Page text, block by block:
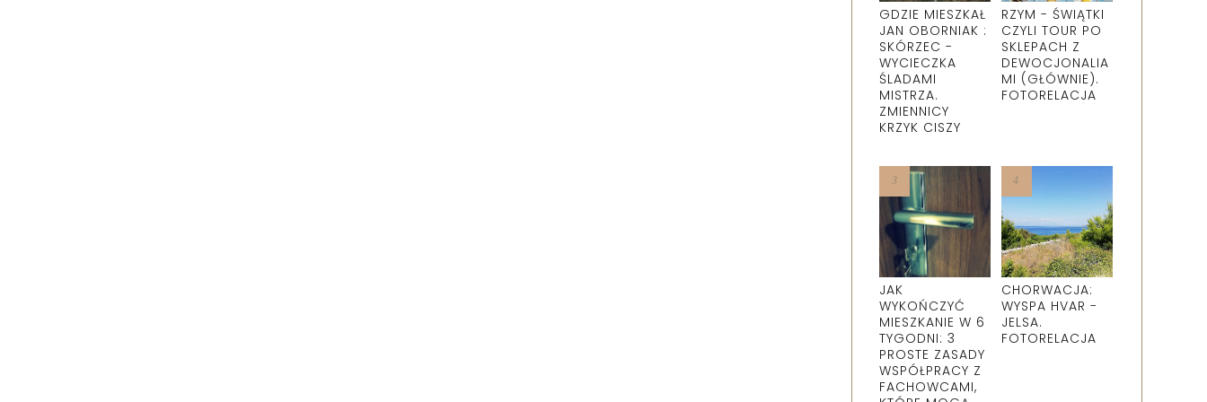
GDZIE MIESZKAŁ
JAN OBORNIAK :
SKÓRZEC -
WYCIECZKA
ŚLADAMI
MISTRZA.
ZMIENNICY
KRZYK CISZY
RZYM - ŚWIĄTKI
CZYLI TOUR PO
SKLEPACH Z
DEWOCJONALIA
MI (GŁÓWNIE).
FOTORELACJA
JAK
WYKOŃCZYĆ
MIESZKANIE W 6
TYGODNI: 3
PROSTE ZASADY
WSPÓŁPRACY Z
FACHOWCAMI,
CHORWACJA:
WYSPA HVAR -
JELSA.
FOTORELACJA